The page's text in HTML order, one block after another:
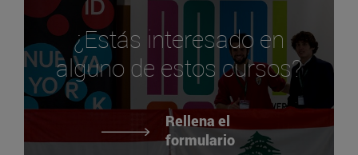
¿Estás interesado en
alguno de estos cursos?
Rellena el
formulario